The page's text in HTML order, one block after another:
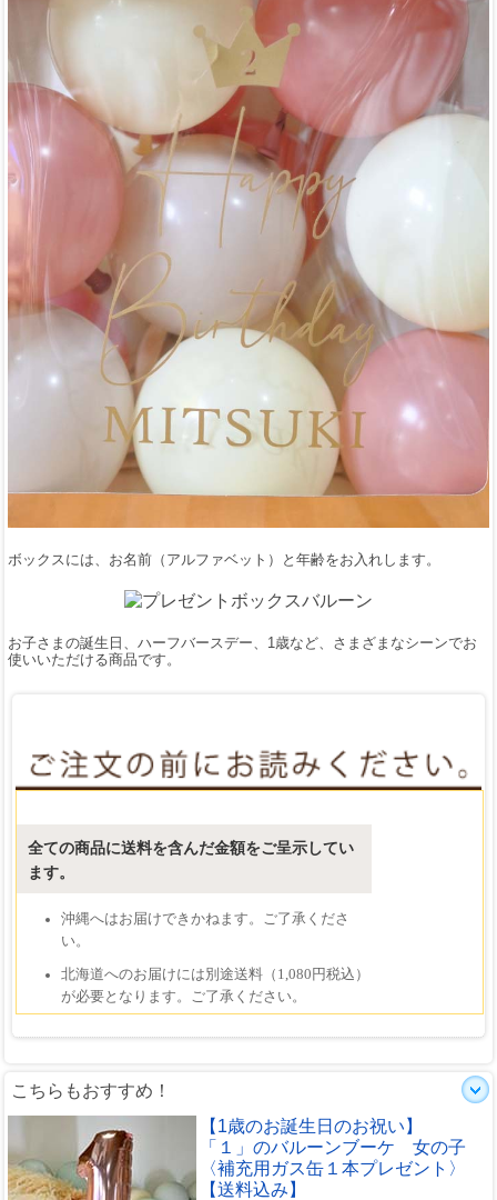
ボックスには、お名前（アルファベット）と年齢をお入れします。
お子さまの誕生日、ハーフバースデー、1歳など、さまざまなシーンでお
使いいただける商品です。
こちらもおすすめ！
【1歳のお誕生日のお祝い】
「１」のバルーンブーケ 女の子
〈補充用ガス缶１本プレゼント〉
【送料込み】